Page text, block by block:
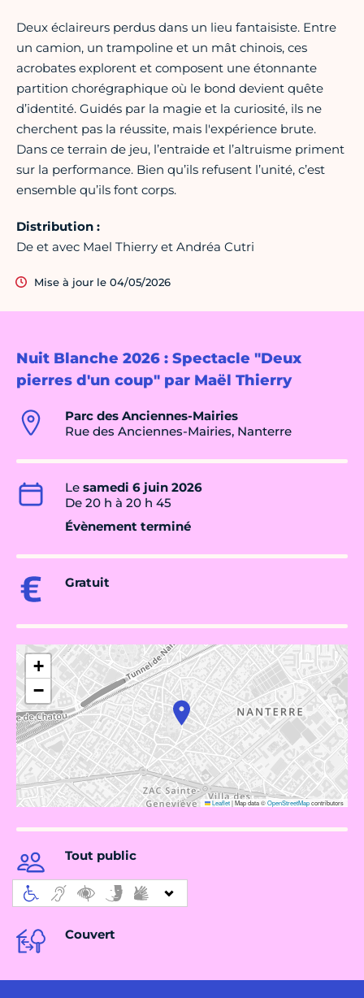
Nuit Blanche 2026 : Spectacle "Deux
pierres d'un coup" par Maël Thierry
Parc des Anciennes-Mairies
Rue des Anciennes-Mairies, Nanterre
Le samedi 6 juin 2026
De 20 h à 20 h 45
Évènement terminé
Gratuit
+
−
Leaflet|Map data ©OpenStreetMapcontributors
Tout public
Couvert
Deux éclaireurs perdus dans un lieu fantaisiste. Entre
un camion, un trampoline et un mât chinois, ces
acrobates explorent et composent une étonnante
partition chorégraphique où le bond devient quête
d’identité. Guidés par la magie et la curiosité, ils ne
cherchent pas la réussite, mais l'expérience brute.
Dans ce terrain de jeu, l’entraide et l’altruisme priment
sur la performance. Bien qu’ils refusent l’unité, c’est
ensemble qu’ils font corps.
Distribution :
De et avec Mael Thierry et Andréa Cutri
Mise à jour le 04/05/2026